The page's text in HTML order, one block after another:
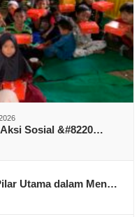
Sosial &#8220…
Utama dalam Men…